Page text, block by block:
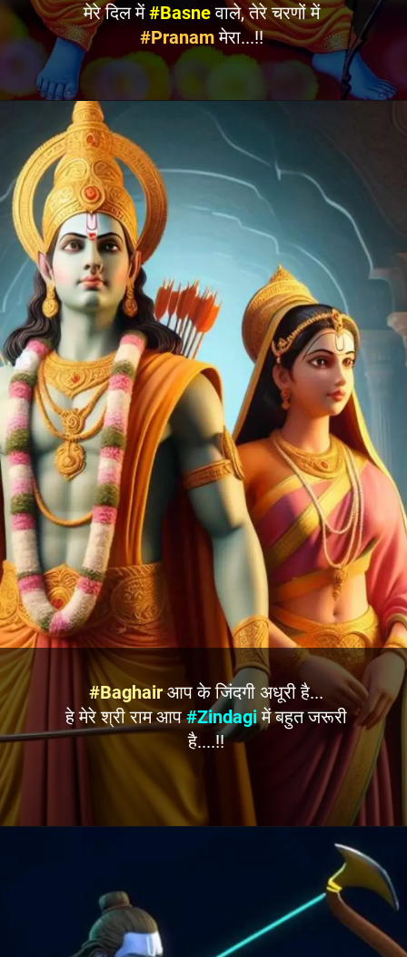
मेरे दिल में#Basneवाले, तेरे चरणों में
#Pranamमेरा...!!
#Baghairआप के जिंदगी अधूरी है...
हे मेरे श्री राम आप#Zindagiमें बहुत जरूरी
है....!!